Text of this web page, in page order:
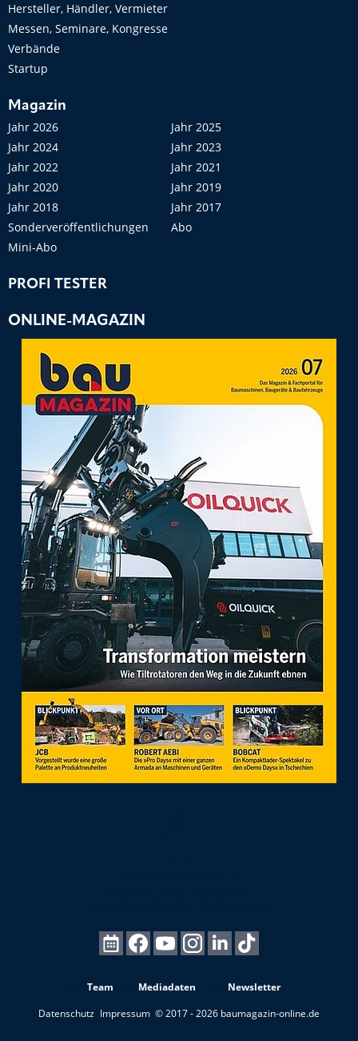
Hersteller, Händler, Vermieter
Messen, Seminare, Kongresse
Verbände
Startup
Magazin
Jahr 2026
Jahr 2025
Jahr 2024
Jahr 2023
Jahr 2022
Jahr 2021
Jahr 2020
Jahr 2019
Jahr 2018
Jahr 2017
Sonderveröffentlichungen
Abo
Mini-Abo
PROFI TESTER
ONLINE-MAGAZIN
Team Mediadaten
Newsletter
Datenschutz Impressum © 2017 - 2026 baumagazin-online.de